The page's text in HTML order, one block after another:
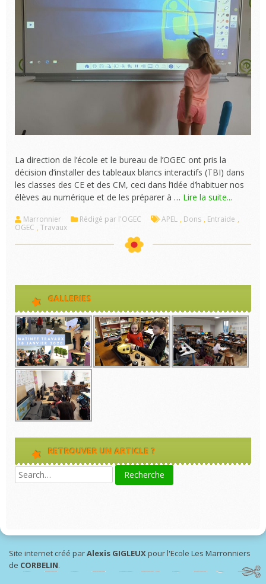
La direction de l’école et le bureau de l’OGEC ont pris la
décision d’installer des tableaux blancs interactifs (TBI) dans
les classes des CE et des CM, ceci dans l’idée d’habituer nos
élèves au numérique et de les préparer à … Lire la suite...
Marronnier Rédigé par l'OGEC APEL , Dons , Entraide ,
OGEC , Travaux
GALLERIES
RETROUVER UN ARTICLE ?
Site internet créé parAlexis GIGLEUXpour l'Ecole Les Marronniers
de CORBELIN.